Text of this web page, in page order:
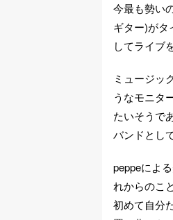
今最も勢い
ギター)がタ
してライブ
ミュージッ
うなモニタ
たいそうで
バンドとし
peppeによ
れからのこ
初めて自分